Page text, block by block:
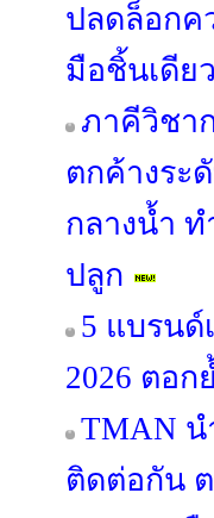
ปลดล็อกค
มือชิ้นเดีย
ภาคีวิชา
ตกค้างระ
กลางน้ำ
ปลูก
5 แบรนด์
2026 ตอก
TMAN น
ติดต่อกัน